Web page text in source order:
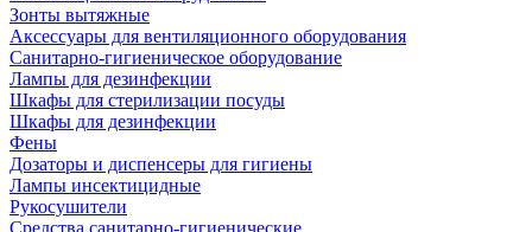
Зонты вытяжные
Аксессуары для вентиляционного оборудования
Санитарно-гигиеническое оборудование
Лампы для дезинфекции
Шкафы для стерилизации посуды
Шкафы для дезинфекции
Фены
Дозаторы и диспенсеры для гигиены
Лампы инсектицидные
Рукосушители
Средства санитарно-гигиенические